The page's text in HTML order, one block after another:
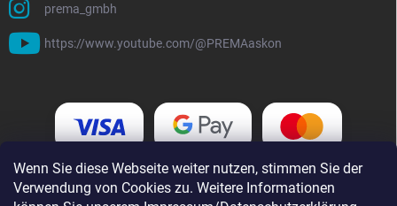
Wenn Sie diese Webseite weiter nutzen, stimmen Sie der
Verwendung von Cookies zu. Weitere Informationen
prema_gmbh
https://www.youtube.com/@PREMAaskon